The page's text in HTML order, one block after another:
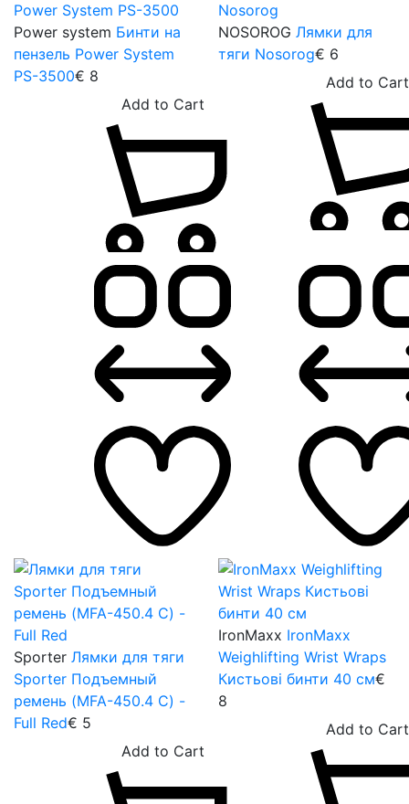
Power system Бинти на
пензель Power System
PS-3500€ 8
NOSOROG Лямки для
тяги Nosorog€ 6
Sporter Лямки для тяги
Sporter Подъемный
ремень (MFA-450.4 C) -
Full Red€ 5
IronMaxx IronMaxx
Weighlifting Wrist Wraps
Кистьові бинти 40 см€
8